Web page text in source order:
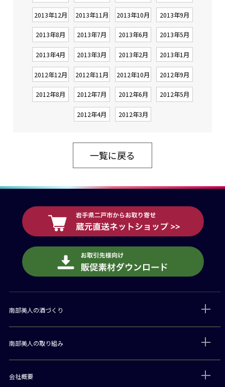
2013年12月 2013年11月 2013年10月 2013年9月
2013年8月 2013年7月 2013年6月 2013年5月
2013年4月 2013年3月 2013年2月 2013年1月
2012年12月 2012年11月 2012年10月 2012年9月
2012年8月 2012年7月 2012年6月 2012年5月
2012年4月 2012年3月
一覧に戻る
南部美人の酒づくり
南部美人の取り組み
会社概要